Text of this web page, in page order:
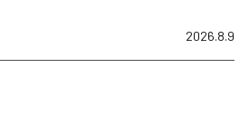
2026.8.9